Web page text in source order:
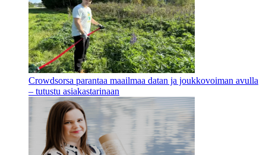
Crowdsorsa parantaa maailmaa datan ja joukkovoiman avulla
– tutustu asiakastarinaan